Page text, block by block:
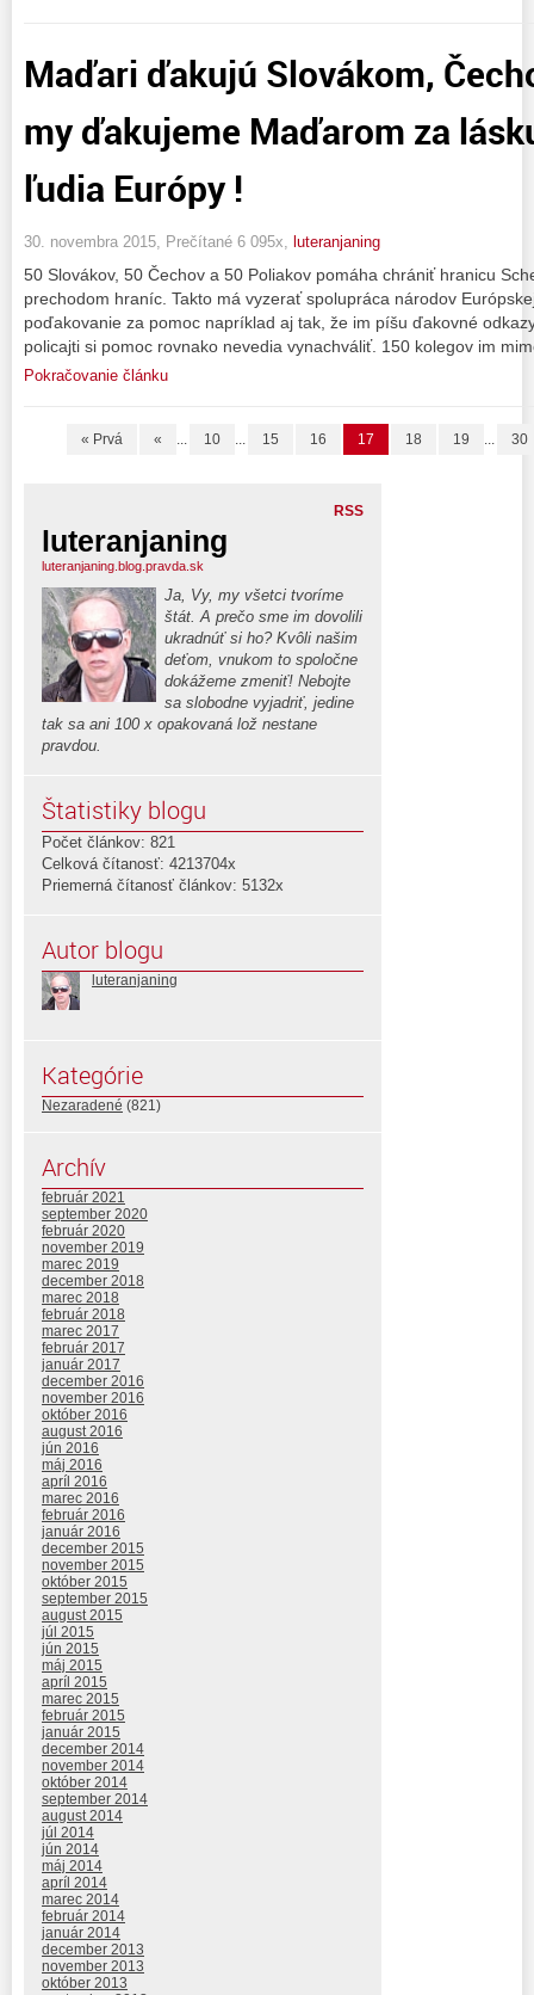
Maďari ďakujú Slovákom,
my ďakujeme Maďarom za
ľudia Európy !
30. novembra 2015, Prečítané 6 095x, luteranjaning
50 Slovákov, 50 Čechov a 50 Poliakov pomáha chrániť hranicu
prechodom hraníc. Takto má vyzerať spolupráca národov
poďakovanie za pomoc napríklad aj tak, že im píšu ďakovné
policajti si pomoc rovnako nevedia vynachváliť. 150 kolegov im
Pokračovanie článku
« Prvá « ... 10 ... 15 16 17 18 19 ... 30
RSS
luteranjaning
luteranjaning.blog.pravda.sk
Ja, Vy, my všetci tvoríme
štát. A prečo sme im dovolili
ukradnúť si ho? Kvôli našim
deťom, vnukom to spoločne
dokážeme zmeniť! Nebojte
sa slobodne vyjadriť, jedine
tak sa ani 100 x opakovaná lož nestane
pravdou.
Štatistiky blogu
Počet článkov: 821
Celková čítanosť: 4213704x
Priemerná čítanosť článkov: 5132x
Autor blogu
luteranjaning
Kategórie
Nezaradené (821)
Archív
február 2021
september 2020
február 2020
november 2019
marec 2019
december 2018
marec 2018
február 2018
marec 2017
február 2017
január 2017
december 2016
november 2016
október 2016
august 2016
jún 2016
máj 2016
apríl 2016
marec 2016
február 2016
január 2016
december 2015
november 2015
október 2015
september 2015
august 2015
júl 2015
jún 2015
máj 2015
apríl 2015
marec 2015
február 2015
január 2015
december 2014
november 2014
október 2014
september 2014
august 2014
júl 2014
jún 2014
máj 2014
apríl 2014
marec 2014
február 2014
január 2014
december 2013
november 2013
október 2013